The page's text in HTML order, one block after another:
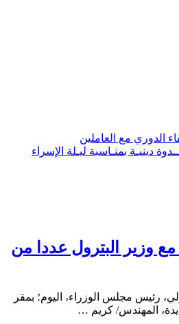
الدوري مع العاملين
دينيـة بمنـاسبة ليـلة الإسراء
مع وزير البترول عددا من
رئيس مجلس الوزراء، اليوم؛ بمقر
المهندس/ كريم …